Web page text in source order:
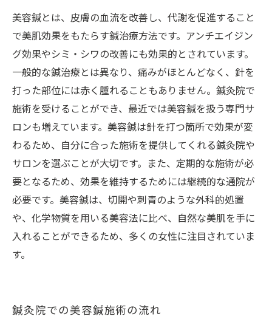
美容鍼とは、皮膚の血流を改善し、代謝を促進すること
で美肌効果をもたらす鍼治療方法です。アンチエイジン
グ効果やシミ・シワの改善にも効果的とされています。
一般的な鍼治療とは異なり、痛みがほとんどなく、針を
打った部位には赤く腫れることもありません。鍼灸院で
施術を受けることができ、最近では美容鍼を扱う専門サ
ロンも増えています。美容鍼は針を打つ箇所で効果が変
わるため、自分に合った施術を提供してくれる鍼灸院や
サロンを選ぶことが大切です。また、定期的な施術が必
要となるため、効果を維持するためには継続的な通院が
必要です。美容鍼は、切開や刺青のような外科的処置
や、化学物質を用いる美容法に比べ、自然な美肌を手に
入れることができるため、多くの女性に注目されていま
す。
鍼灸院での美容鍼施術の流れ